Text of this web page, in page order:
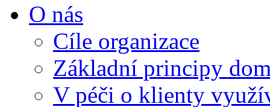
O nás
Cíle organizace
Základní principy
V péči o klienty